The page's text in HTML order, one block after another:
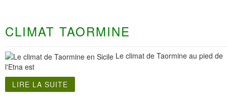
CLIMAT TAORMINE
Le climat de Taormine au pied de
l'Etna est
LIRE LA SUITE